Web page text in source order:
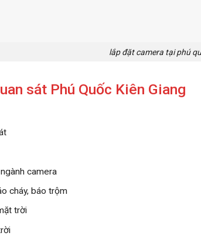
lắp đặt camera tại phú
sát Phú Quốc Kiên Giang
camera
cháy, báo trộm
trời